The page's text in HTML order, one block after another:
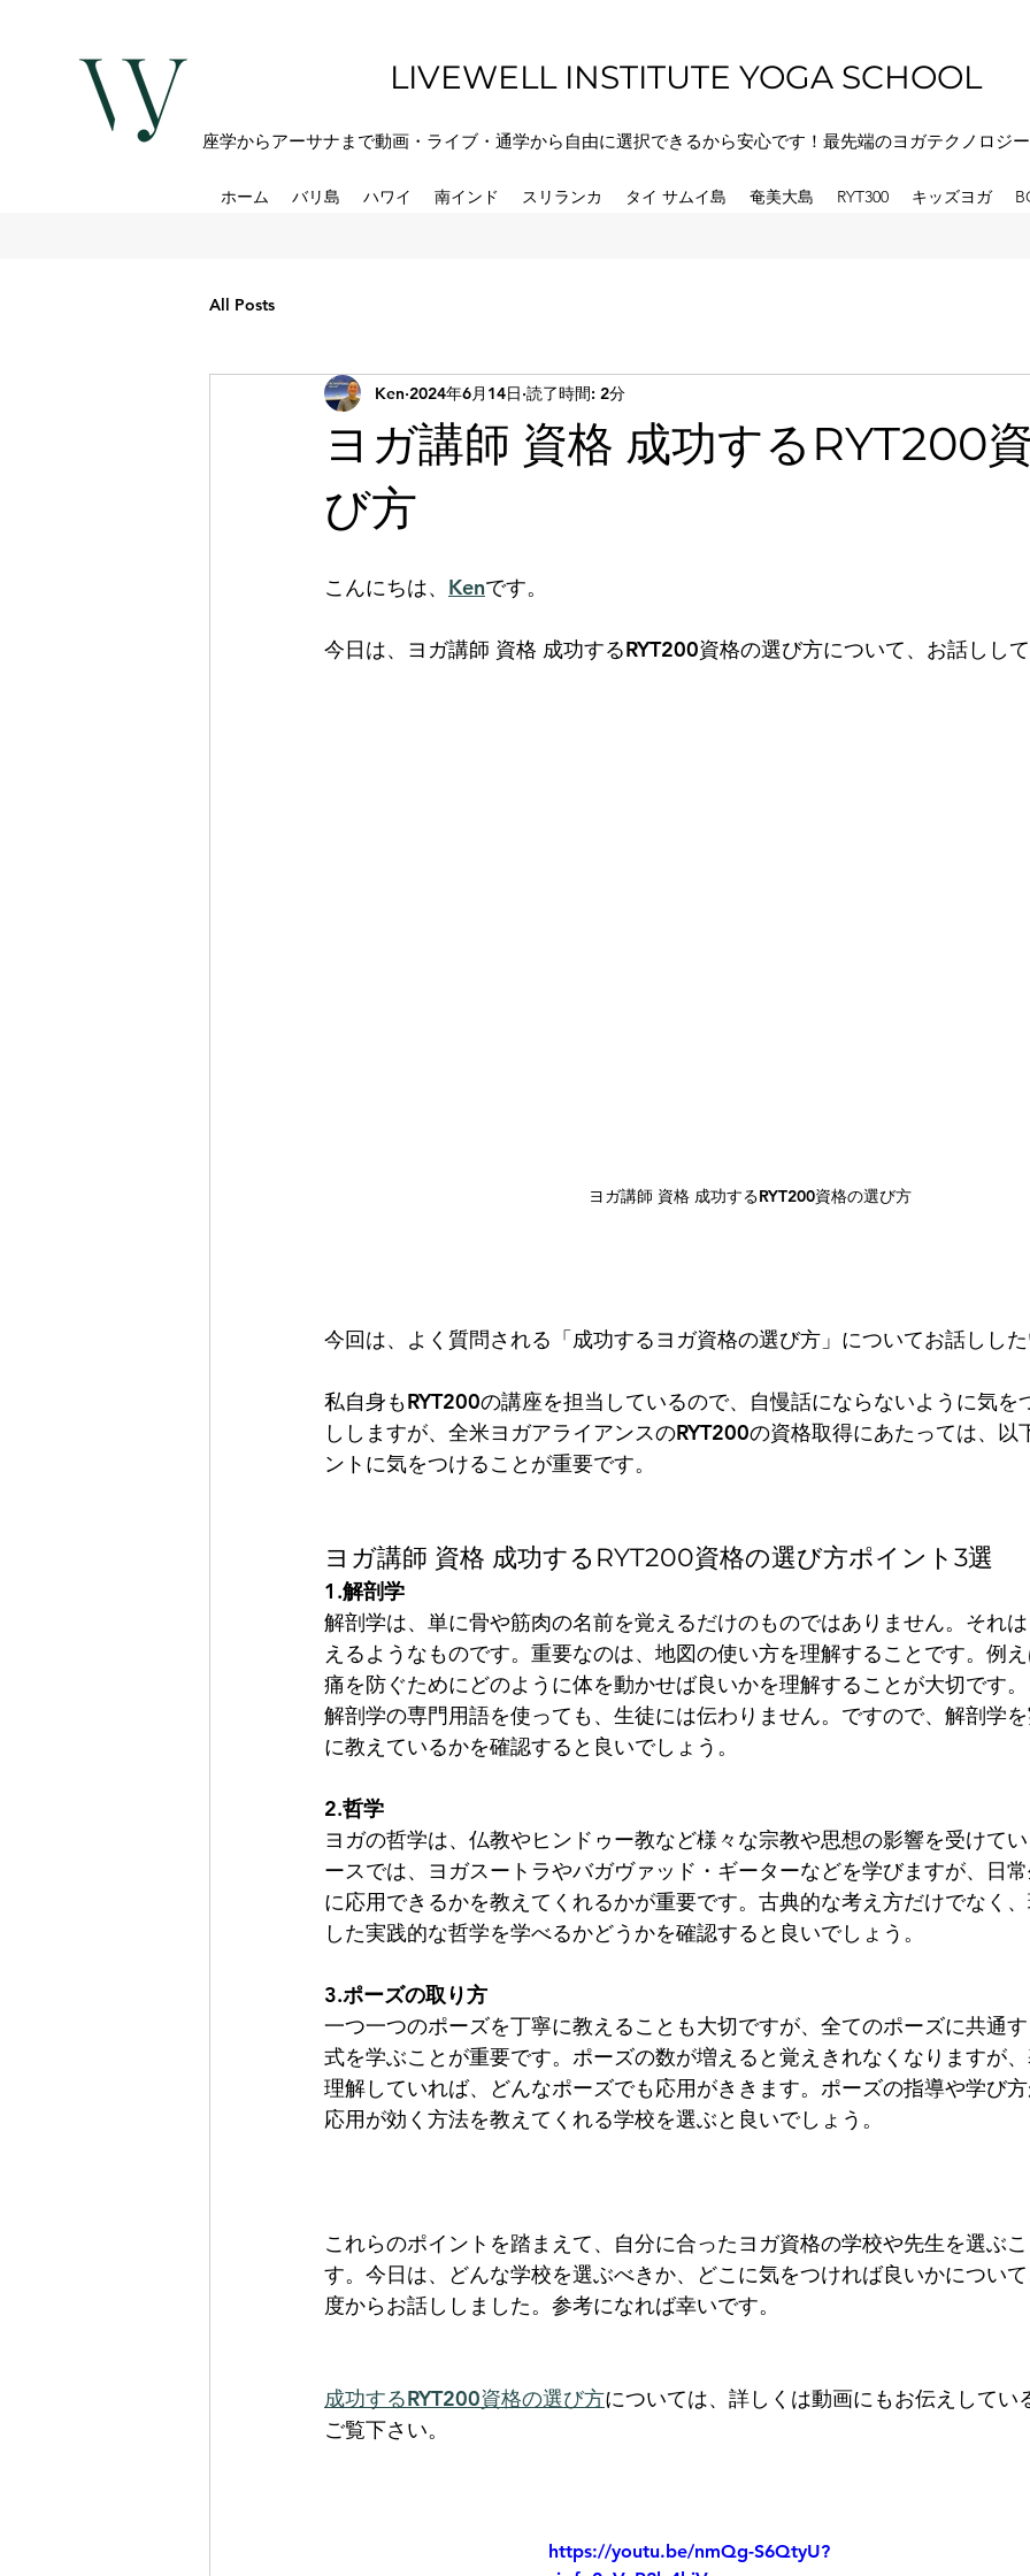
LIVEWELL INSTITUTE YOGA SCHOOL
座学からアーサナまで動画・ライブ・通学から自由に選択できるから安心です！最先端のヨガテクノロジ
ホーム バリ島 ハワイ 南インド スリランカ タイ サムイ島 奄美大島 RYT300 キッズヨガ
All Posts
ヨガ講師 資格 成功するRYT200
び方
Ken 2024年6月14日 読了時間: 2分
こんにちは、 Kenです。
今日は、ヨガ講師 資格 成功するRYT200資格の選び方について、お話しして
ヨガ講師 資格 成功するRYT200資格の選び方
今回は、よく質問される「成功するヨガ資格の選び方」についてお話しした
私自身もRYT200の講座を担当しているので、自慢話にならないように気を
ししますが、全米ヨガアライアンスのRYT200の資格取得にあたっては、以
ントに気をつけることが重要です。
ヨガ講師 資格 成功するRYT200資格の選び方ポイント3選
1.解剖学
解剖学は、単に骨や筋肉の名前を覚えるだけのものではありません。それ
えるようなものです。重要なのは、地図の使い方を理解することです。例
痛を防ぐためにどのように体を動かせば良いかを理解することが大切です
解剖学の専門用語を使っても、生徒には伝わりません。ですので、解剖学
に教えているかを確認すると良いでしょう。
2.哲学
ヨガの哲学は、仏教やヒンドゥー教など様々な宗教や思想の影響を受けて
ースでは、ヨガスートラやバガヴァッド・ギーターなどを学びますが、日
に応用できるかを教えてくれるかが重要です。古典的な考え方だけでなく
した実践的な哲学を学べるかどうかを確認すると良いでしょう。
3.ポーズの取り方
一つ一つのポーズを丁寧に教えることも大切ですが、全てのポーズに共通
式を学ぶことが重要です。ポーズの数が増えると覚えきれなくなりますが
理解していれば、どんなポーズでも応用がききます。ポーズの指導や学び方
応用が効く方法を教えてくれる学校を選ぶと良いでしょう。
これらのポイントを踏まえて、自分に合ったヨガ資格の学校や先生を選ぶ
す。今日は、どんな学校を選ぶべきか、どこに気をつければ良いかについ
度からお話ししました。参考になれば幸いです。
成功するRYT200資格の選び方については、詳しくは動画にもお伝えしてい
ご覧下さい。
https://youtu.be/nmQg-S6QtyU?